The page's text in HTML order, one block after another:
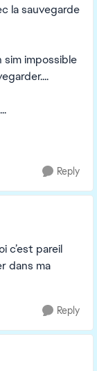
la sauvegarde
impossible
Reply
c’est pareil
dans ma
Reply